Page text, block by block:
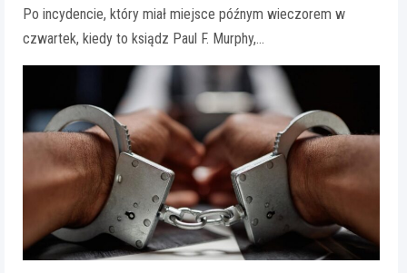
Po incydencie, który miał miejsce późnym wieczorem w
czwartek, kiedy to ksiądz Paul F. Murphy,…